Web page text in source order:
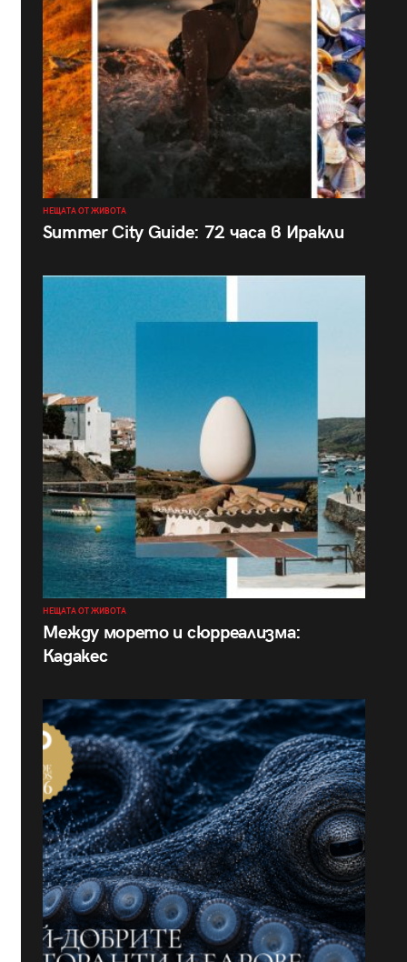
НЕЩАТА ОТ ЖИВОТА
Summer City Guide: 72 часа в Иракли
НЕЩАТА ОТ ЖИВОТА
Между морето и сюрреализма:
Кадакес